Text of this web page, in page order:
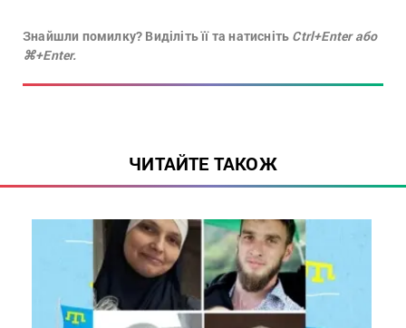
Знайшли помилку? Виділіть її та натисніть Ctrl+Enter або
⌘+Enter.
ЧИТАЙТЕ ТАКОЖ